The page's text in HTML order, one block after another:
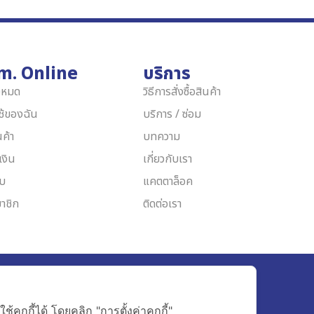
Online
มด
องฉัน
า
งิน
ชิก
บริการ
วิธีการสั่งซื้อสินค้า
บริการ / ซ่อม
บทความ
เกี่ยวกับเรา
แคตตาล็อค
ติดต่อเรา
ช้คุกกี้ได้ โดยคลิก "การตั้งค่าคุกกี้"